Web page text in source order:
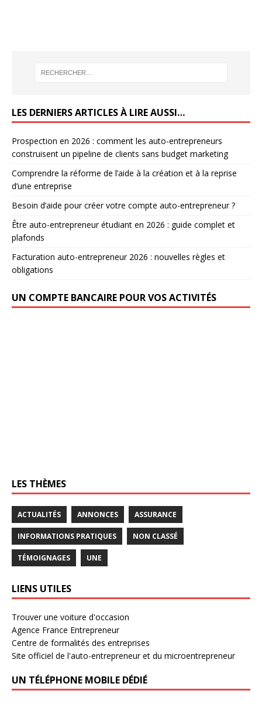
LES DERNIERS ARTICLES À LIRE AUSSI…
Prospection en 2026 : comment les auto-entrepreneurs
construisent un pipeline de clients sans budget marketing
Comprendre la réforme de l’aide à la création et à la reprise
d’une entreprise
Besoin d’aide pour créer votre compte auto-entrepreneur ?
Être auto-entrepreneur étudiant en 2026 : guide complet et
plafonds
Facturation auto-entrepreneur 2026 : nouvelles règles et
obligations
UN COMPTE BANCAIRE POUR VOS ACTIVITÉS
LES THÈMES
ACTUALITÉS ANNONCES ASSURANCE
INFORMATIONS PRATIQUES NON CLASSÉ
TÉMOIGNAGES UNE
LIENS UTILES
Trouver une voiture d'occasion
Agence France Entrepreneur
Centre de formalités des entreprises
Site officiel de l'auto-entrepreneur et du microentrepreneur
UN TÉLÉPHONE MOBILE DÉDIÉ